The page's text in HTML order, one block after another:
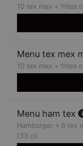
10 tex mex + frites
Menu tex mex
10 tex mex + frites
Menu ham tex
Hamburger + 6 tex
(33 cl)